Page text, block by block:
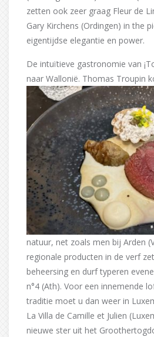
zetten ook zeer graag Fleur de
Gary Kirchens (Ordingen) in the
eigentijdse elegantie en power.
De intuïtieve gastronomie van
naar Wallonië. Thomas Troupin
natuur, net zoals men bij Arden
regionale producten in de verf
beheersing en durf typeren
n°4 (Ath). Voor een innemende
traditie moet u dan weer in
La Villa de Camille et Julien
nieuwe ster uit het